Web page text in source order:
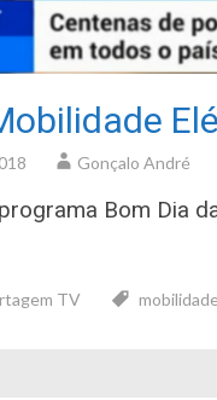
Gonçalo André
Bom Dia
TV